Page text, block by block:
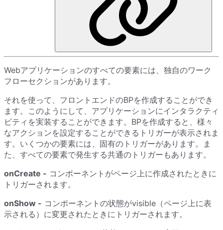
Webアプリケーションのすべての要素には、独自のワーク
フローセクションがあります。
それを使って、フロントエンドのBPを作成することができ
ます。このようにして、アプリケーションにインタラクティ
ビティを実装することができます。BPを作成すると、様々
なアクションを設定することができるトリガーが表示されま
す。いくつかの要素には、固有のトリガーがあります。ま
た、すべての要素で発生する共通のトリガーもあります。
onCreate - コンポーネントがページ上に作成されたときに
トリガーされます。
onShow - コンポーネントの状態がvisible（ページ上に表
示される）に変更されたときにトリガーされます。